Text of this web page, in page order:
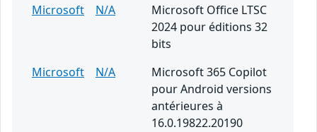
Microsoft
N/A
Microsoft Office LTSC
2024 pour éditions 32
bits
Microsoft
N/A
Microsoft 365 Copilot
pour Android versions
antérieures à
16.0.19822.20190